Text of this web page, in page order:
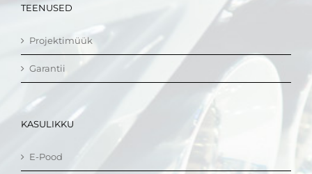
TEENUSED
Projektimüük
Garantii
KASULIKKU
E-Pood